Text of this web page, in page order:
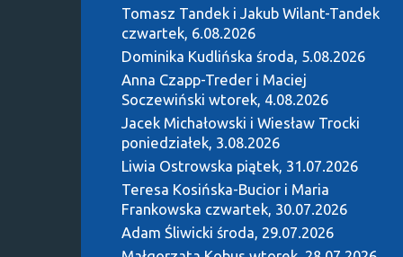
Tomasz Tandek i Jakub Wilant-Tandek
czwartek, 6.08.2026
Dominika Kudlińska środa, 5.08.2026
Anna Czapp-Treder i Maciej
Soczewiński wtorek, 4.08.2026
Jacek Michałowski i Wiesław Trocki
poniedziałek, 3.08.2026
Liwia Ostrowska piątek, 31.07.2026
Teresa Kosińska-Bucior i Maria
Frankowska czwartek, 30.07.2026
Adam Śliwicki środa, 29.07.2026